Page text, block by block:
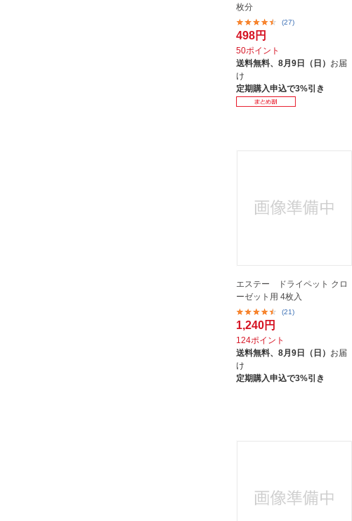
枚分
(27)
498円
50ポイント
送料無料、 8月9日（日） お届
け
定期購入申込で3%引き
エステー ドライペット クロ
ーゼット用 4枚入
(21)
1,240円
124ポイント
送料無料、 8月9日（日） お届
け
定期購入申込で3%引き